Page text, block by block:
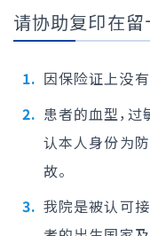
请协助复印在留
因保险证上没
患者的血型，
认本人身份为
故。
我院是被认可